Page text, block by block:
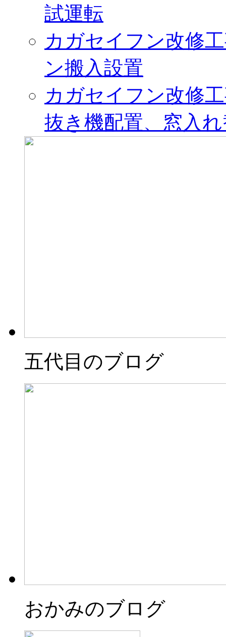
試運転
カガセイフン改修
ン搬入設置
カガセイフン改修
抜き機配置、窓入
五代目のブログ
おかみのブログ